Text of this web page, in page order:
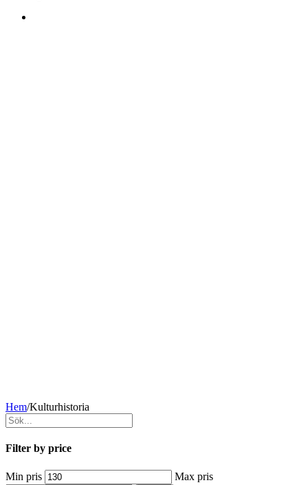
Hem/Kulturhistoria
Filter by price
Min pris Max pris